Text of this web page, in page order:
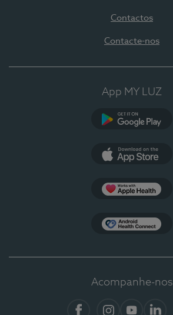
Contactos
Contacte-nos
App MY LUZ
Acompanhe-nos